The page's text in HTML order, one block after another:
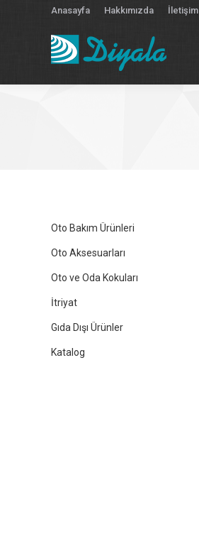
Anasayfa Hakkımızda İletişim
Oto Bakım Ürünleri
Oto Aksesuarları
Oto ve Oda Kokuları
İtriyat
Gıda Dışı Ürünler
Katalog